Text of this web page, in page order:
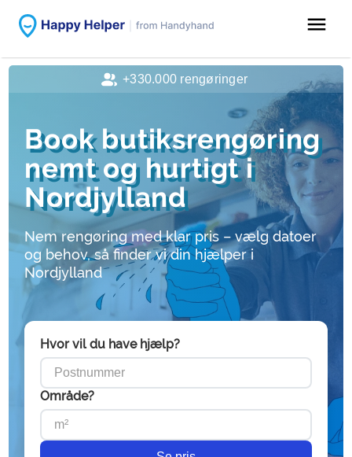
menu
Book butiksrengøring
nemt og hurtigt i
Nordjylland
Nem rengøring med klar pris – vælg datoer
og behov, så finder vi din hjælper i
Nordjylland
Hvor vil du have hjælp?
Område?
+330.000 rengøringer